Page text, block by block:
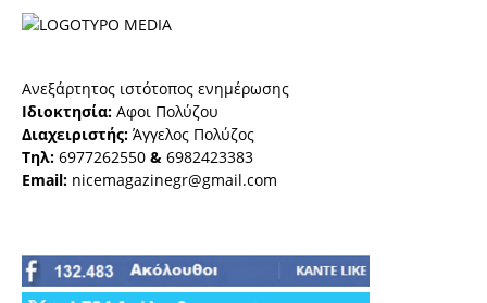
Ανεξάρτητος ιστότοπος ενημέρωσης
Ιδιοκτησία: Αφοι Πολύζου
Διαχειριστής: Άγγελος Πολύζος
Τηλ: 6977262550 & 6982423383
Email: nicemagazinegr@gmail.com